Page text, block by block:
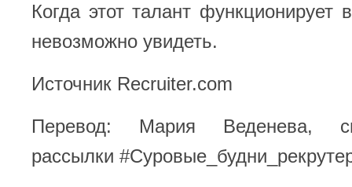
Когда этот талант
невозможно увидеть.
Источник Recruiter.com
Перевод: Мария Веденева,
рассылки